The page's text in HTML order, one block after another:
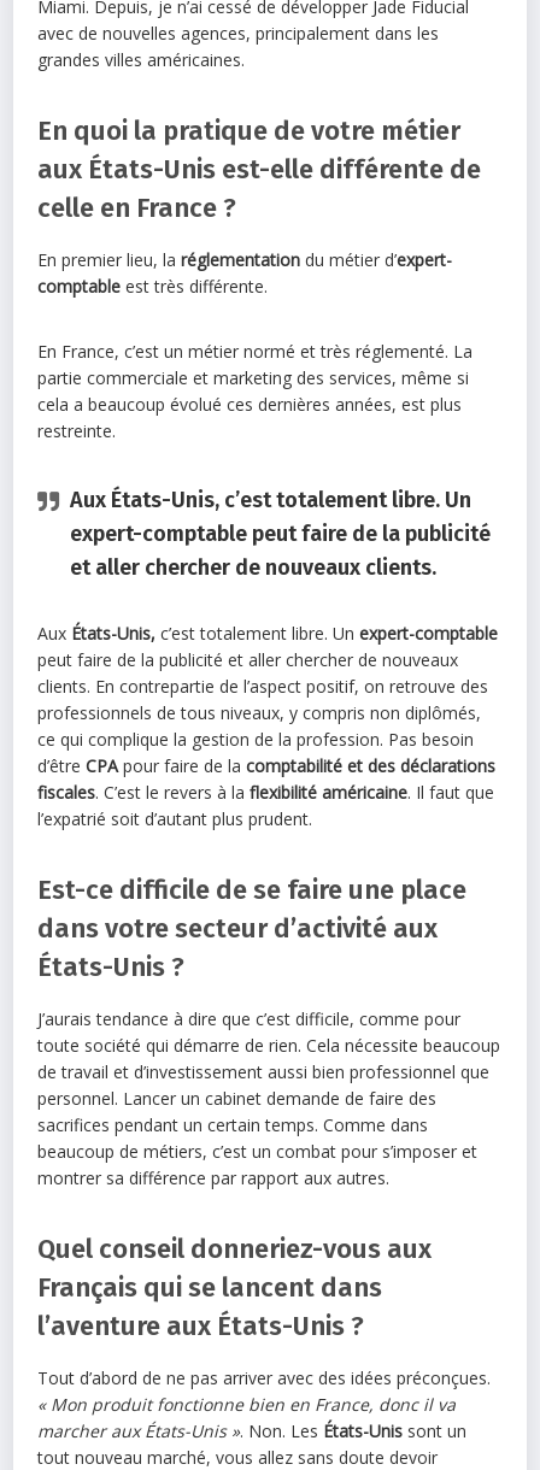
Miami. Depuis, je n’ai cessé de développer Jade Fiducial
avec de nouvelles agences, principalement dans les
grandes villes américaines.
En quoi la pratique de votre métier
aux États-Unis est-elle différente de
celle en France ?
En premier lieu, la réglementation du métier d’expert-
comptable est très différente.
En France, c’est un métier normé et très réglementé. La
partie commerciale et marketing des services, même si
cela a beaucoup évolué ces dernières années, est plus
restreinte.
Aux États-Unis, c’est totalement libre. Un
expert-comptable peut faire de la publicité
et aller chercher de nouveaux clients.
Aux États-Unis, c’est totalement libre. Un expert-comptable
peut faire de la publicité et aller chercher de nouveaux
clients. En contrepartie de l’aspect positif, on retrouve des
professionnels de tous niveaux, y compris non diplômés,
ce qui complique la gestion de la profession. Pas besoin
d’êtreCPApour faire de lacomptabilité et des déclarations
fiscales. C’est le revers à laflexibilité américaine. Il faut que
l’expatrié soit d’autant plus prudent.
Est-ce difficile de se faire une place
dans votre secteur d’activité aux
États-Unis ?
J’aurais tendance à dire que c’est difficile, comme pour
toute société qui démarre de rien. Cela nécessite beaucoup
de travail et d’investissement aussi bien professionnel que
personnel. Lancer un cabinet demande de faire des
sacrifices pendant un certain temps. Comme dans
beaucoup de métiers, c’est un combat pour s’imposer et
montrer sa différence par rapport aux autres.
Quel conseil donneriez-vous aux
Français qui se lancent dans
l’aventure aux États-Unis ?
Tout d’abord de ne pas arriver avec des idées préconçues.
« Mon produit fonctionne bien en France, donc il va
marcher aux États-Unis ». Non. Les États-Unis sont un
tout nouveau marché, vous allez sans doute devoir